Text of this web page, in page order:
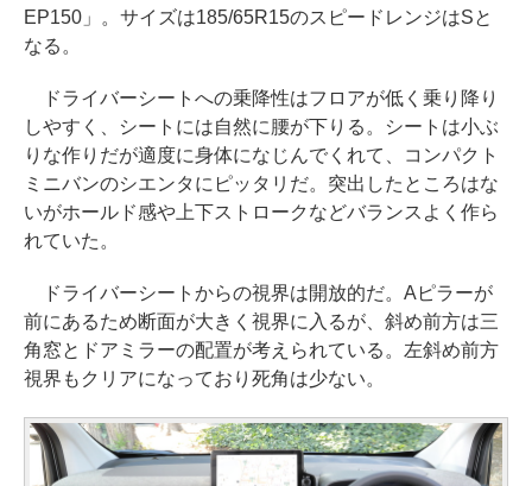
EP150」。サイズは185/65R15のスピードレンジはSと
なる。
ドライバーシートへの乗降性はフロアが低く乗り降り
しやすく、シートには自然に腰が下りる。シートは小ぶ
りな作りだが適度に身体になじんでくれて、コンパクト
ミニバンのシエンタにピッタリだ。突出したところはな
いがホールド感や上下ストロークなどバランスよく作ら
れていた。
ドライバーシートからの視界は開放的だ。Aピラーが
前にあるため断面が大きく視界に入るが、斜め前方は三
角窓とドアミラーの配置が考えられている。左斜め前方
視界もクリアになっており死角は少ない。